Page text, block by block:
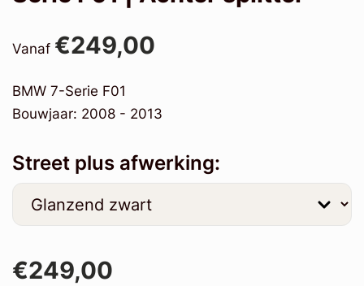
Vanaf €249,00
BMW 7-Serie F01
Bouwjaar: 2008 - 2013
Street plus afwerking:
€249,00